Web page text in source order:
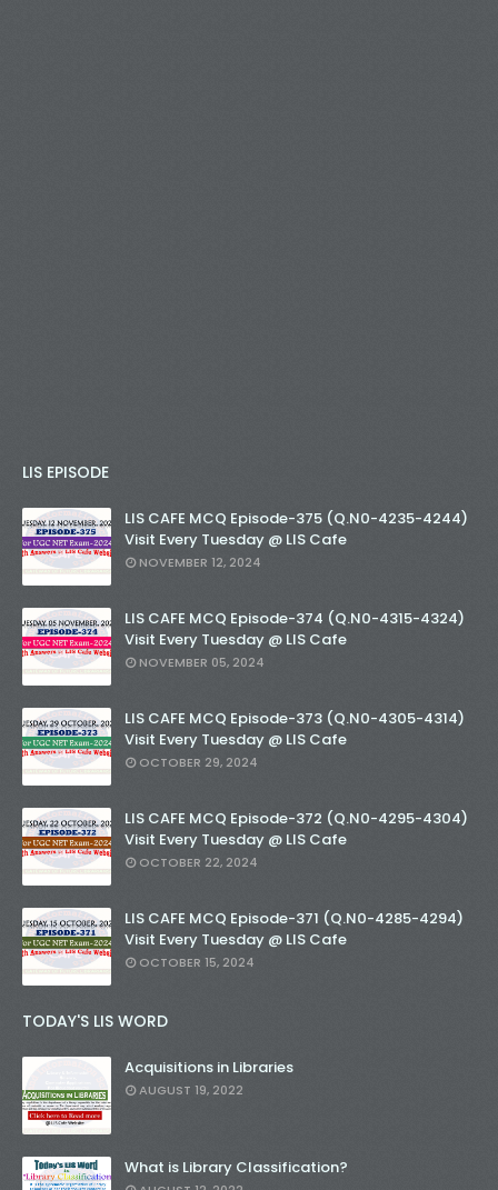
LIS EPISODE
LIS CAFE MCQ Episode-375 (Q.N0-4235-4244)
Visit Every Tuesday @ LIS Cafe
NOVEMBER 12, 2024
LIS CAFE MCQ Episode-374 (Q.N0-4315-4324)
Visit Every Tuesday @ LIS Cafe
NOVEMBER 05, 2024
LIS CAFE MCQ Episode-373 (Q.N0-4305-4314)
Visit Every Tuesday @ LIS Cafe
OCTOBER 29, 2024
LIS CAFE MCQ Episode-372 (Q.N0-4295-4304)
Visit Every Tuesday @ LIS Cafe
OCTOBER 22, 2024
LIS CAFE MCQ Episode-371 (Q.N0-4285-4294)
Visit Every Tuesday @ LIS Cafe
OCTOBER 15, 2024
TODAY'S LIS WORD
Acquisitions in Libraries
AUGUST 19, 2022
What is Library Classification?